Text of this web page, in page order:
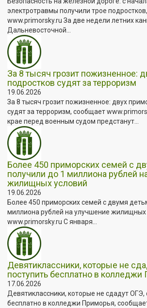
электротравмы получили трое
www.primorsky.ru За две недели летних
Дальневосточной...
За 8 тысяч грозит пожизненное:
подростков судят за терроризм
19.06.2026
За 8 тысяч грозит пожизненное: двух
судят за терроризм, сообщает
крае перед военным судом предстанут...
Более 450 приморских семей с
получили до 1 миллиона рублей
жилищных условий
19.06.2026
Более 450 приморских семей с двумя
миллиона рублей на улучшение жилищных
www.primorsky.ru С января...
Девятиклассники, которые не
поступить бесплатно в колледжи
17.06.2026
Девятиклассники, которые не сдадут ОГЭ,
бесплатно в колледжи Приморья,